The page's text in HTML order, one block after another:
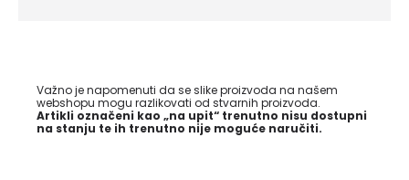
Važno je napomenuti da se slike proizvoda na našem
webshopu mogu razlikovati od stvarnih proizvoda.
Artikli označeni kao „na upit“ trenutno nisu dostupni
na stanju te ih trenutno nije moguće naručiti.